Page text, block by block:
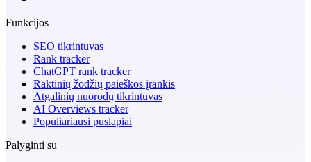
Funkcijos
SEO tikrintuvas
Rank tracker
ChatGPT rank tracker
Raktinių žodžių paieškos įrankis
Atgalinių nuorodų tikrintuvas
AI Overviews tracker
Populiariausi puslapiai
Palyginti su